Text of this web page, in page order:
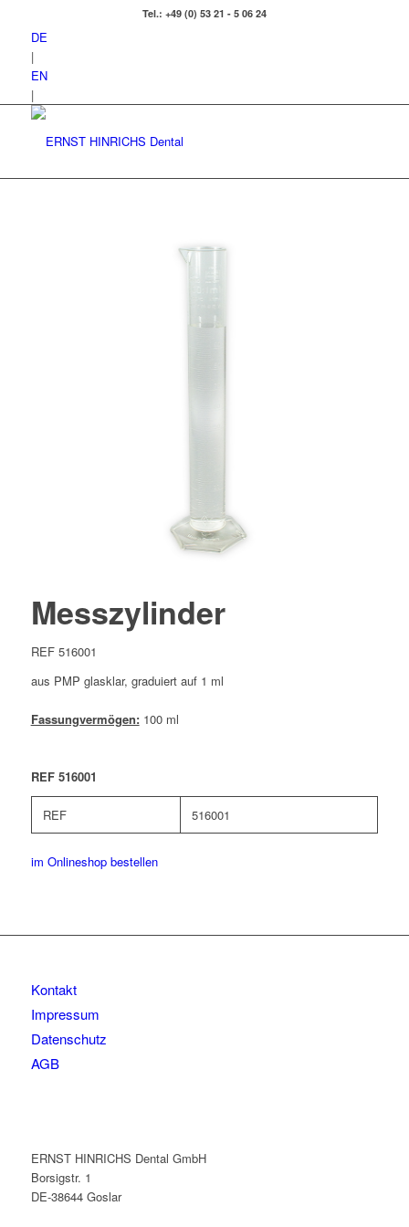
Tel.: +49 (0) 53 21 - 5 06 24
DE
|
EN
|
Messzylinder
REF 516001
aus PMP glasklar, graduiert auf 1 ml
Fassungvermögen:100 ml
REF 516001
REF 516001
im Onlineshop bestellen
Kontakt
Impressum
Datenschutz
AGB
ERNST HINRICHS Dental GmbH
Borsigstr. 1
DE-38644 Goslar